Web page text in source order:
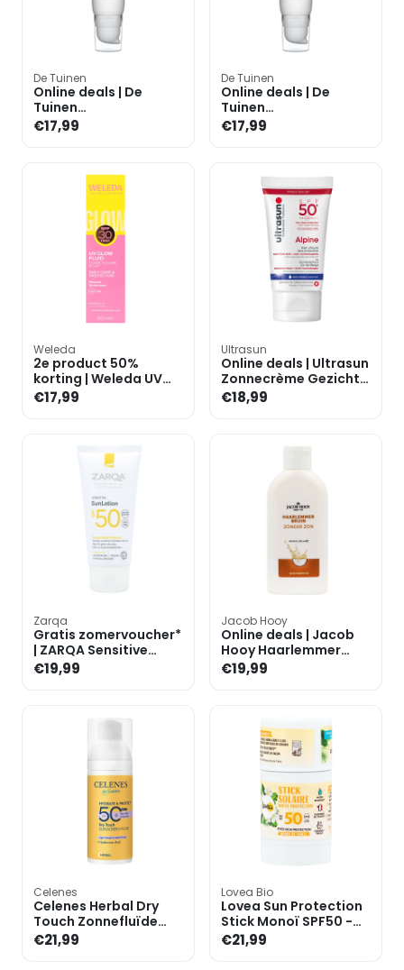
De Tuinen
Online deals | De
Tuinen
Zonnebrandcrème
SPF30 Gezicht - 50 ml
€17,99
De Tuinen
Online deals | De
Tuinen
Zonnebrandcrème
SPF50 Gezicht - 50 ml
€17,99
Weleda
2e product 50%
korting | Weleda UV
Glow Mineral
Sunscreen SPF30 -
€17,99
Ultrasun
Online deals | Ultrasun
Zonnecrème Gezicht
Alpine SPF50+ - 30ml
€18,99
Zarqa
Gratis zomervoucher*
| ZARQA Sensitive
Sunlotion SPF50 -
50ml
€19,99
Jacob Hooy
Online deals | Jacob
Hooy Haarlemmer
Bruin Zonder Zon -
150ml
€19,99
Celenes
Celenes Herbal Dry
Touch Zonnefluïde
SPF50+ - 50ml
€21,99
Lovea Bio
Lovea Sun Protection
Stick Monoï SPF50 -
40g
€21,99